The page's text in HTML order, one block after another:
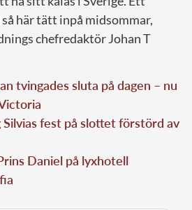
här tätt inpå midsommar,
chefredaktör Johan T
tvingades sluta på dagen – nu
fest på slottet förstörd av
Daniel på lyxhotell